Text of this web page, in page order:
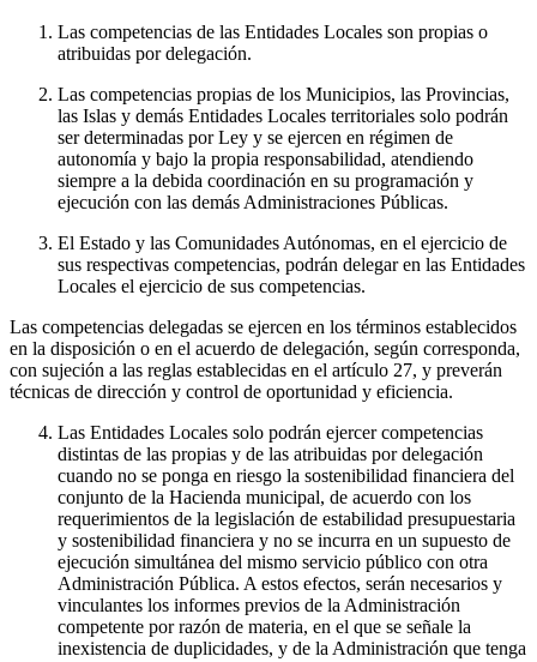
Las competencias de las Entidades Locales son propias o
atribuidas por delegación.
Las competencias propias de los Municipios, las Provincias,
las Islas y demás Entidades Locales territoriales solo podrán
ser determinadas por Ley y se ejercen en régimen de
autonomía y bajo la propia responsabilidad, atendiendo
siempre a la debida coordinación en su programación y
ejecución con las demás Administraciones Públicas.
El Estado y las Comunidades Autónomas, en el ejercicio de
sus respectivas competencias, podrán delegar en las Entidades
Locales el ejercicio de sus competencias.
Las competencias delegadas se ejercen en los términos establecidos
en la disposición o en el acuerdo de delegación, según corresponda,
con sujeción a las reglas establecidas en el artículo 27, y preverán
técnicas de dirección y control de oportunidad y eficiencia.
Las Entidades Locales solo podrán ejercer competencias
distintas de las propias y de las atribuidas por delegación
cuando no se ponga en riesgo la sostenibilidad financiera del
conjunto de la Hacienda municipal, de acuerdo con los
requerimientos de la legislación de estabilidad presupuestaria
y sostenibilidad financiera y no se incurra en un supuesto de
ejecución simultánea del mismo servicio público con otra
Administración Pública. A estos efectos, serán necesarios y
vinculantes los informes previos de la Administración
competente por razón de materia, en el que se señale la
inexistencia de duplicidades, y de la Administración que tenga